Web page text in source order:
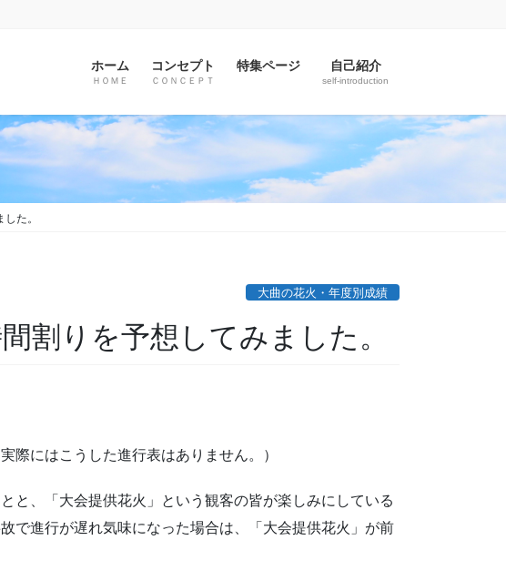
ホーム
ＨＯＭＥ
コンセプト
ＣＯＮＣＥＰＴ
特集ページ 自己紹介
self-introduction
た。
大曲の花火・年度別成績
割りを予想してみました。
際にはこうした進行表はありません。）
と、「大会提供花火」という観客の皆が楽しみにしている
で進行が遅れ気味になった場合は、「大会提供花火」が前